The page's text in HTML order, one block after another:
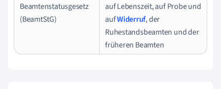
Beamtenstatusgesetz
(BeamtStG)
auf Lebenszeit, auf Probe und
aufWiderruf, der
Ruhestandsbeamten und der
früheren Beamten